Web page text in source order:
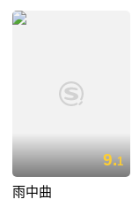
9.1
雨中曲